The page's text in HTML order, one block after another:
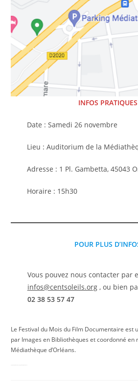
INFOS
Date : Samedi 26 novembre
Lieu : Auditorium de la
Adresse : 1 Pl. Gambetta, 45043
Horaire : 15h30
POUR PLUS
Vous pouvez nous contacter par
infos@centsoleils.org, ou bien
02 38 53 57 47
Le Festival du Mois du Film Documentaire est
par Images en Bibliothèques et coordonné en
Médiathèque d’Orléans.